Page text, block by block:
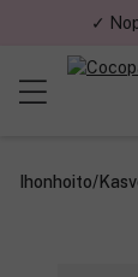
✓
Ihonhoito/